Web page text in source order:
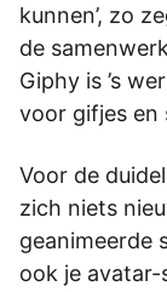
kunnen’, zo
de
Giphy is ’s
voor gifjes en
Voor de
zich niets
geanimeerde
ook je